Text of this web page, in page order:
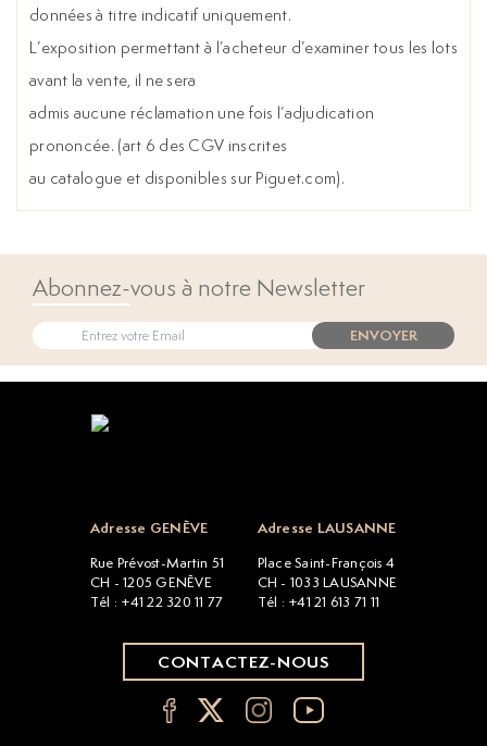
données à titre indicatif uniquement.
L’exposition permettant à l’acheteur d’examiner tous les lots
avant la vente, il ne sera
admis aucune réclamation une fois l’adjudication
prononcée. (art 6 des CGV inscrites
au catalogue et disponibles sur Piguet.com).
Abonnez-vous à notre Newsletter
ENVOYER
Adresse GENÈVE
Rue Prévost-Martin 51
CH - 1205 GENÈVE
Tél : +41 22 320 11 77
Adresse LAUSANNE
Place Saint-François 4
CH - 1033 LAUSANNE
Tél : +41 21 613 71 11
CONTACTEZ-NOUS